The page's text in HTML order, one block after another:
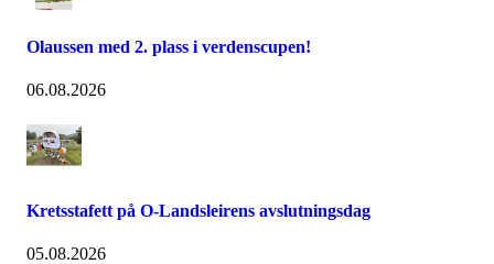
Olaussen med 2. plass i verdenscupen!
06.08.2026
Kretsstafett på O-Landsleirens avslutningsdag
05.08.2026